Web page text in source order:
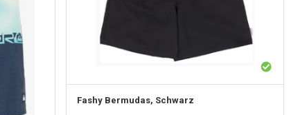
Fashy Bermudas, Schwarz